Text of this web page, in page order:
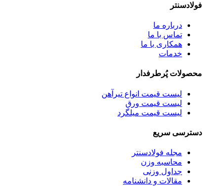
فولادسنتر
درباره ما
تماس با ما
همکاری با ما
خدمات
محصولات پُرطرفدار
لیست قیمت انواع تیرآهن
لیست قیمت ورق
لیست قیمت میلگرد
دسترسی سریع
مجله فولادسنتر
محاسبه وزن
جداول وزنی
مقالات و دانشنامه